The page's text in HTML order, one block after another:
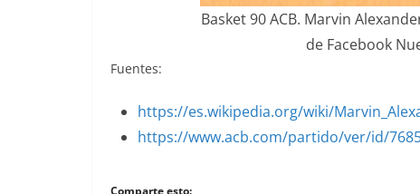
Basket 90 ACB. Marvin
de Facebook
Fuentes:
https://es.wikipedia.org/wiki/
https://www.acb.com/partido/ver/id/